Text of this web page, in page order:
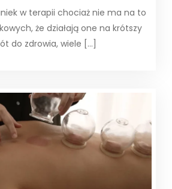
w terapii chociaż nie ma na to
że działają one na krótszy
do zdrowia, wiele […]